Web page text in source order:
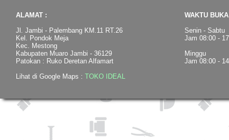
ALAMAT :
Jl. Jambi - Palembang KM.11 RT.26
Kel. Pondok Meja
Kec. Mestong
Kabupaten Muaro Jambi - 36129
Patokan : Ruko Deretan Alfamart
Lihat di Google Maps : TOKO IDEAL
WAKTU
Senin - Sabtu
Jam 08:00 -
Minggu
Jam 08:00 -